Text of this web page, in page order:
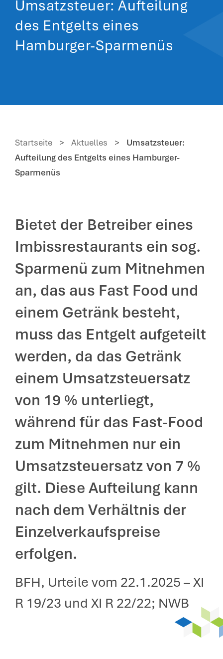
Umsatzsteuer: Aufteilung
des Entgelts eines
Hamburger-Sparmenüs
Startseite > Aktuelles >
Umsatzsteuer:
Aufteilung des Entgelts eines Hamburger-
Sparmenüs
Bietet der Betreiber eines
Imbissrestaurants ein sog.
Sparmenü zum Mitnehmen
an, das aus Fast Food und
einem Getränk besteht,
muss das Entgelt aufgeteilt
werden, da das Getränk
einem Umsatzsteuersatz
von 19 % unterliegt,
während für das Fast-Food
zum Mitnehmen nur ein
Umsatzsteuersatz von 7 %
gilt. Diese Aufteilung kann
nach dem Verhältnis der
Einzelverkaufspreise
erfolgen.
BFH, Urteile vom 22.1.2025 – XI
R 19/23 und XI R 22/22; NWB